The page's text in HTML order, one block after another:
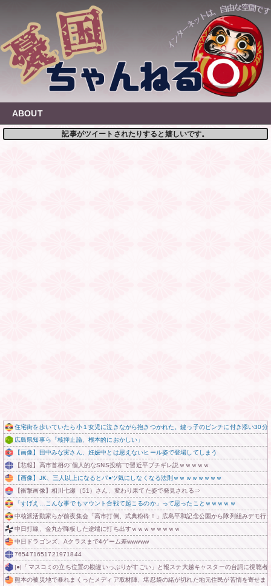
content
ABOUT
記事がツイートされたりすると嬉しいです。
住宅街を歩いていたら小１女児に泣きながら抱きつかれた。鍵っ子のピンチに付き添い30
広島県知事ら「核抑止論、根本的におかしい」
【画像】田中みな実さん、妊娠中とは思えないヒール姿で登場してしまう
【悲報】高市首相の“個人的なSNS投稿”で習近平ブチギレ説ｗｗｗｗｗ
【画像】JK、三人以上になるとパ●ツ気にしなくなる法則ｗｗｗｗｗｗｗｗ
【衝撃画像】相川七瀬（51）さん、変わり果てた姿で発見される⇒
「すげえ…こんな事でもマウント合戦て起こるのか」って思ったことｗｗｗｗｗ
中核派活動家らが前夜集会「高市打倒、式典粉砕！」広島平和記念公園から隊列組みデモ行
中日打線、金丸が降板した途端に打ち出すｗｗｗｗｗｗｗｗ
中日ドラゴンズ、Aクラスまで4ゲーム差wwwww
765471651721971844
|●|「マスコミの立ち位置の勘違いっぷりがすごい」と報ステ大越キャスターの台詞に視聴
熊本の被災地で暴れまくったメディア取材陣、堪忍袋の緒が切れた地元住民が苦情を寄せ